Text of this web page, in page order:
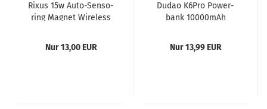
Rixus 15w Auto-​Sen­so­
ring Ma­gnet Wire­less
Nur 13,00 EUR
Dudao K6Pro Power­
bank 10000mAh
Nur 13,99 EUR